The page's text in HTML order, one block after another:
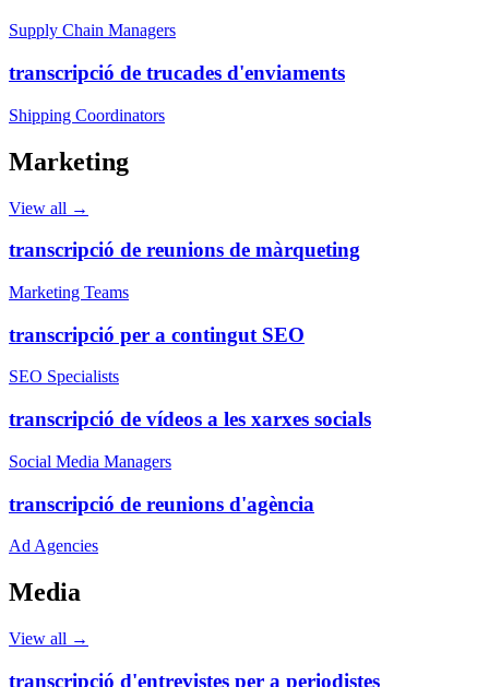
Supply Chain Managers
transcripció de trucades d'enviaments
Shipping Coordinators
Marketing
View all →
transcripció de reunions de màrqueting
Marketing Teams
transcripció per a contingut SEO
SEO Specialists
transcripció de vídeos a les xarxes socials
Social Media Managers
transcripció de reunions d'agència
Ad Agencies
Media
View all →
transcripció d'entrevistes per a periodistes